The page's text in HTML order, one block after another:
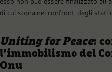
esso non può essere finalizzato
di cui sopra nei confronti degli stati
Uniting for Peace:
l’immobilismo del
Onu